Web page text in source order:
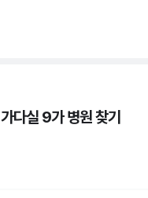
가다실 9가병원 찾기